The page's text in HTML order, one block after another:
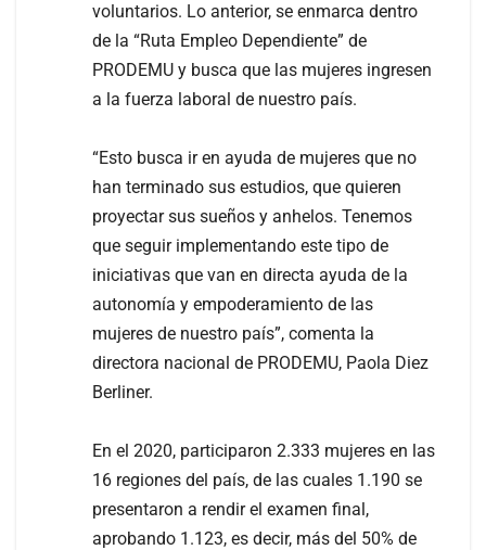
voluntarios. Lo anterior, se enmarca dentro
de la “Ruta Empleo Dependiente” de
PRODEMU y busca que las mujeres ingresen
a la fuerza laboral de nuestro país.
“Esto busca ir en ayuda de mujeres que no
han terminado sus estudios, que quieren
proyectar sus sueños y anhelos. Tenemos
que seguir implementando este tipo de
iniciativas que van en directa ayuda de la
autonomía y empoderamiento de las
mujeres de nuestro país”, comenta la
directora nacional de PRODEMU, Paola Diez
Berliner.
En el 2020, participaron 2.333 mujeres en las
16 regiones del país, de las cuales 1.190 se
presentaron a rendir el examen final,
aprobando 1.123, es decir, más del 50% de